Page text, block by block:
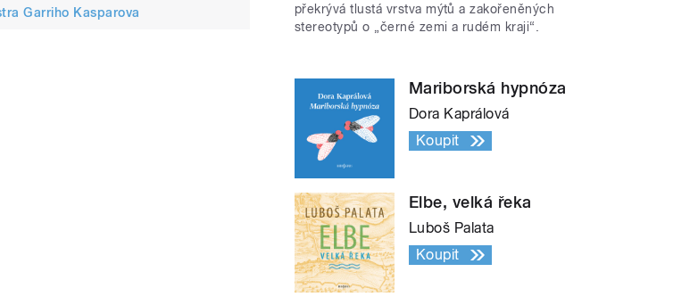
Garriho Kasparova
překrývá tlustá vrstva mýtů a zakořeněných
stereotypů o „černé zemi a rudém kraji“.
Mariborská hypnóza
Dora Kaprálová
Koupit
Elbe, velká řeka
Luboš Palata
Koupit